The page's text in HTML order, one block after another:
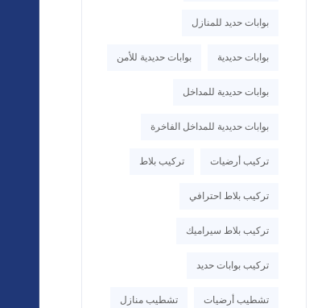
بوابات حديد للمنازل
بوابات حديدية بوابات حديدية للأمن
بوابات حديدية للمداخل
بوابات حديدية للمداخل الفاخرة
تركيب أرضيات تركيب بلاط
تركيب بلاط احترافي
تركيب بلاط سيراميك
تركيب بوابات حديد
تشطيب أرضيات تشطيب منازل